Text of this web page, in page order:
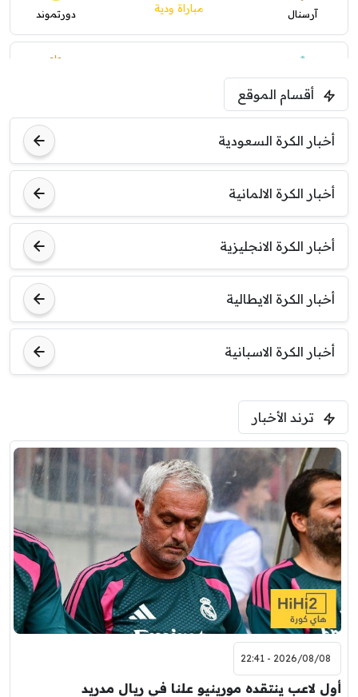
آرسنال مباراة ودية دورتموند
ليفربول
2
أقسام الموقع
أخبار الكرة السعودية
أخبار الكرة الالمانية
أخبار الكرة الانجليزية
أخبار الكرة الايطالية
أخبار الكرة الاسبانية
ترند الأخبار
2026/08/08 - 22:41
أول لاعب ينتقده مورينيو علنا في ريال مدريد